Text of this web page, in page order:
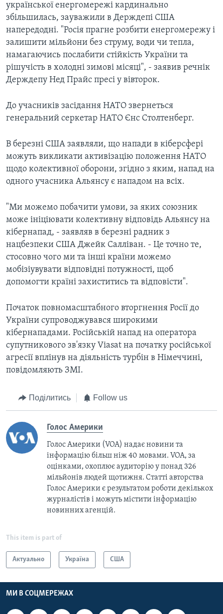
української енергомережі кардинально
збільшилась, зауважили в Держдепі США
напередодні. "Росія прагне розбити енергомережу і
залишити мільйони без струму, води чи тепла,
намагаючись послабити стійкість України та
рішучість в холодні зимові місяці", - заявив речнік
Держдепу Нед Прайс пресі у вівторок.
До учасників засідання НАТО звернеться
генеральний серкетар НАТО Єнс Столтенберг.
В березні США заявляли, що напади в кіберсфері
можуть викликати активізацію положення НАТО
щодо колективної оборони, згідно з яким, напад на
одного учасника Альянсу є нападом на всіх.
"Ми можемо побачити умови, за яких союзник
може ініціювати колективну відповідь Альянсу на
кібернапад, - заявляв в березні радник з
нацбезпеки США Джейк Салліван. - Це точно те,
стосовно чого ми та інші країни можемо
мобізіувувати відповідні потужності, щоб
допомогти країні захиститись та відповісти".
Початок повномасштабного вторгнення Росії до
України супроводжувався широкими
кібернападами. Російській напад на оператора
супутникового зв'язку Viasat на початку російської
агресії вплінув на діяльність турбін в Німеччині,
повідомляють ЗМІ.
Поділитись Follow us
Голос Америки
Голос Америки (VOA) надає новини та
інформацію більш ніж 40 мовами. VOA, за
оцінками, охоплює аудиторію у понад 326
мільйонів людей щотижня. Статті авторства
Голос Америки є результатом роботи декількох
журналістів і можуть містити інформацію
новинних агенцій.
This item is part of
Актуально Україна США
МИ В СОЦМЕРЕЖАХ